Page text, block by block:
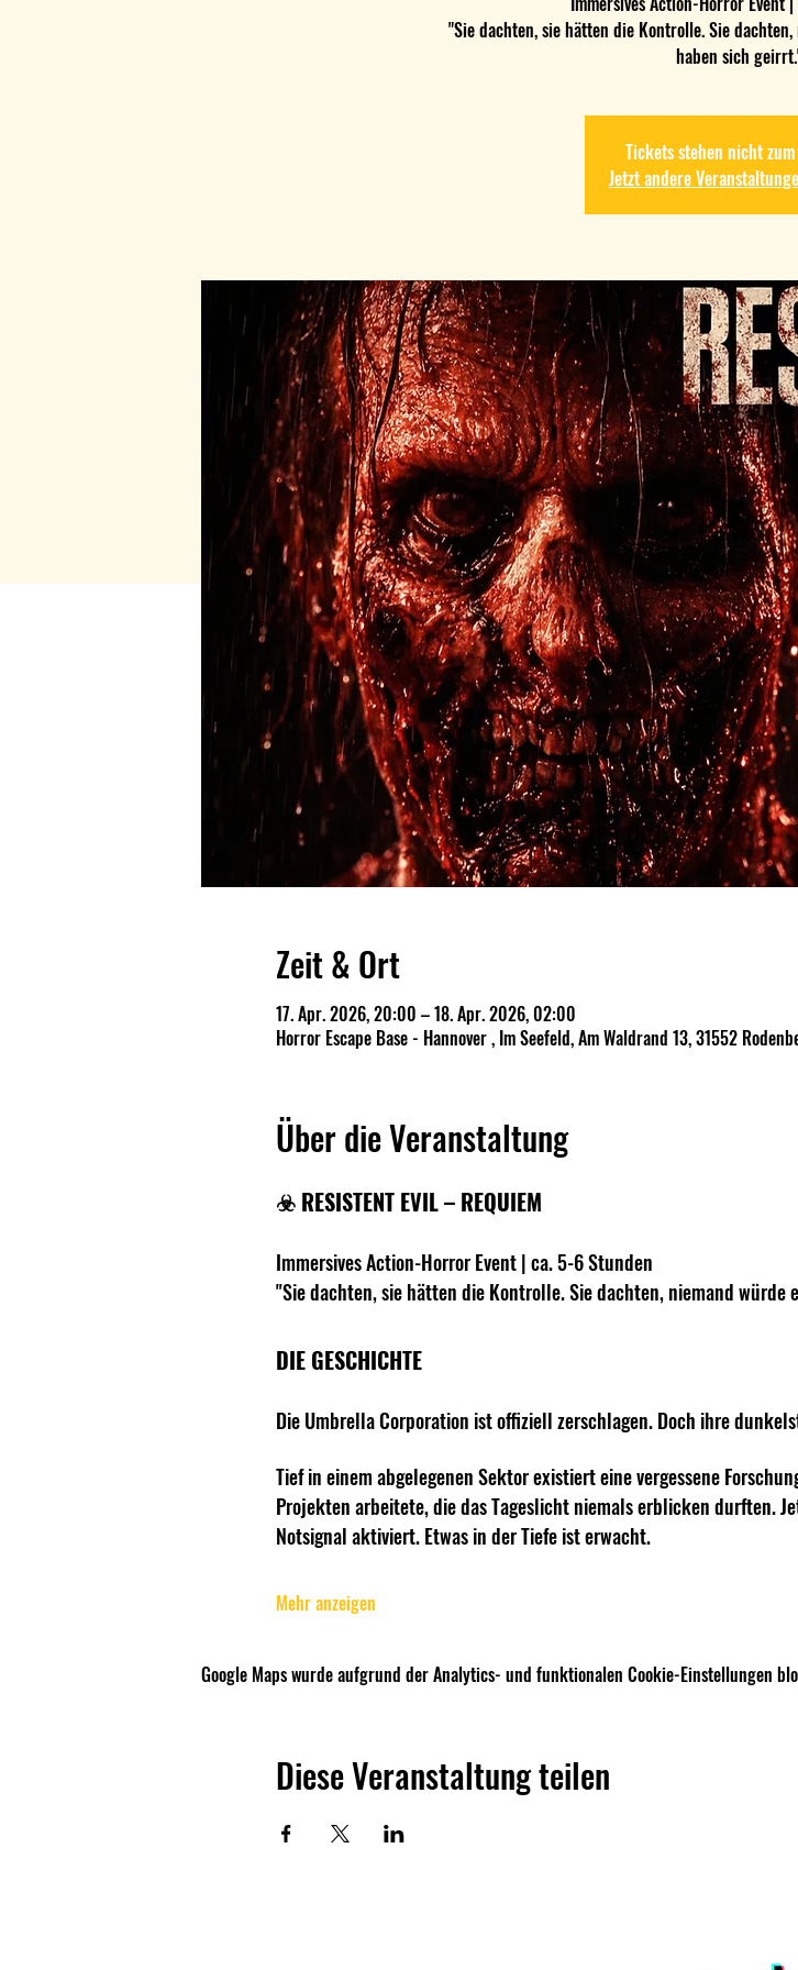
"Sie dachten, sie hätten die Kontrolle. Sie
haben sich
Tickets stehen nicht
Jetzt andere
Zeit & Ort
17. Apr. 2026, 20:00 – 18. Apr. 2026, 02:00
Horror Escape Base - Hannover , Im Seefeld, Am Waldrand 13, 31552
Über die Veranstaltung
☣️ RESISTENT EVIL – REQUIEM
Immersives Action-Horror Event | ca. 5-6 Stunden
"Sie dachten, sie hätten die Kontrolle. Sie dachten, niemand würde
DIE GESCHICHTE
Die Umbrella Corporation ist offiziell zerschlagen. Doch ihre
Tief in einem abgelegenen Sektor existiert eine vergessene
Projekten arbeitete, die das Tageslicht niemals erblicken durften.
Notsignal aktiviert. Etwas in der Tiefe ist erwacht.
Mehr anzeigen
Google Maps wurde aufgrund der Analytics- und funktionalen Cookie-Einstellungen
Diese Veranstaltung teilen